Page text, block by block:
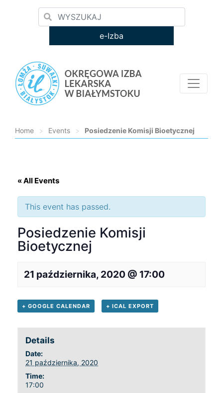
e-Izba
Home > Events > Posiedzenie Komisji Bioetycznej
« All Events
This event has passed.
Posiedzenie Komisji
Bioetycznej
21 października, 2020 @ 17:00
+ GOOGLE CALENDAR + ICAL EXPORT
Details
Date:
21 października, 2020
Time:
17:00